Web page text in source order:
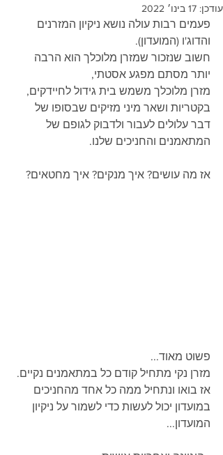
עודכן: 17 בינו׳ 2022
פעמים רבות עולה נושא ניקיון המזרנים
והדוג'ו (המועדון).
חשוב שנזכור שמזרן מלוכלך הוא הרבה
יותר מסתם מפגע אסטתי,
מזרן מלוכלך משמש בית גידול לחיידקים,
בקטריות ושאר מיני מזיקים שבסופו של
דבר עלולים לעבור ולדבוק לגופם של
המתאמנים והחניכים שלנו.
אז מה עושים? איך מנקים? איך מחטאים?
פשוט מאוד...
מזרן נקי מתחיל קודם כל במתאמנים נקיים.
אז בואו ונתחיל ממה כל אחד מהחניכים
במועדון יכול לעשות כדי לשמור על ניקיון
המועדון...